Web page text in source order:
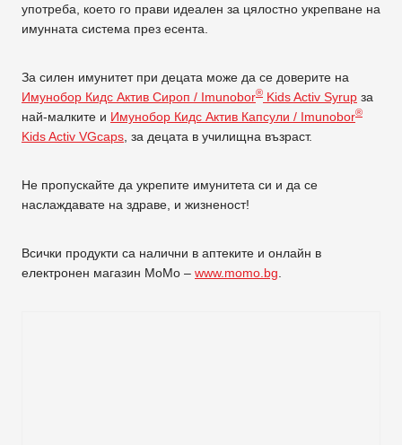
употреба, което го прави идеален за цялостно укрепване на
имунната система през есента.
За силен имунитет при децата може да се доверите на
Имунобор Кидс Актив Сироп / Imunobor® Kids Activ Syrup за
най-малките и Имунобор Кидс Актив Капсули / Imunobor®
Kids Activ VGcaps , за децата в училищна възраст.
Не пропускайте да укрепите имунитета си и да се
наслаждавате на здраве, и жизненост!
Всички продукти са налични в аптеките и онлайн в
електронен магазин MoMo – www.momo.bg